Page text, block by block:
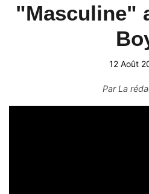
"Masculine"
12 Août
ParLa